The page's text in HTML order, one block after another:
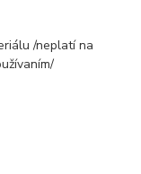
/neplatí na